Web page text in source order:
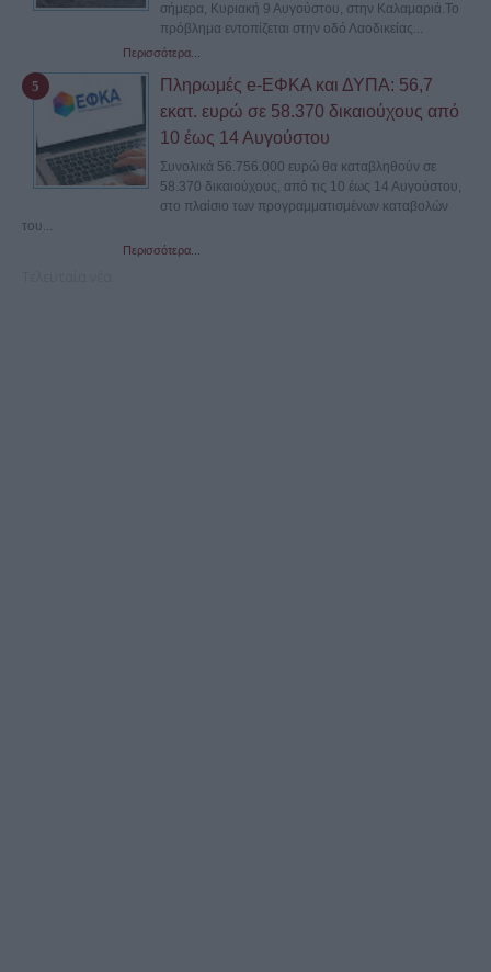
σήμερα, Κυριακή 9 Αυγούστου, στην Καλαμαριά.Το
πρόβλημα εντοπίζεται στην οδό Λαοδικείας...
Περισσότερα...
Πληρωμές e-ΕΦΚΑ και ΔΥΠΑ: 56,7
εκατ. ευρώ σε 58.370 δικαιούχους από
10 έως 14 Αυγούστου
Συνολικά 56.756.000 ευρώ θα καταβληθούν σε
58.370 δικαιούχους, από τις 10 έως 14 Αυγούστου,
στο πλαίσιο των προγραμματισμένων καταβολών
του...
Περισσότερα...